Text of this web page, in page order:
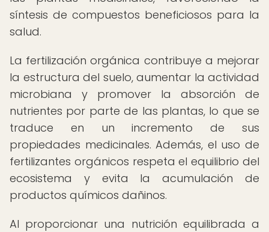
síntesis de compuestos beneficiosos para la
salud.
La fertilización orgánica contribuye a mejorar
la estructura del suelo, aumentar la actividad
microbiana y promover la absorción de
nutrientes por parte de las plantas, lo que se
traduce en un incremento de sus
propiedades medicinales. Además, el uso de
fertilizantes orgánicos respeta el equilibrio del
ecosistema y evita la acumulación de
productos químicos dañinos.
Al proporcionar una nutrición equilibrada a